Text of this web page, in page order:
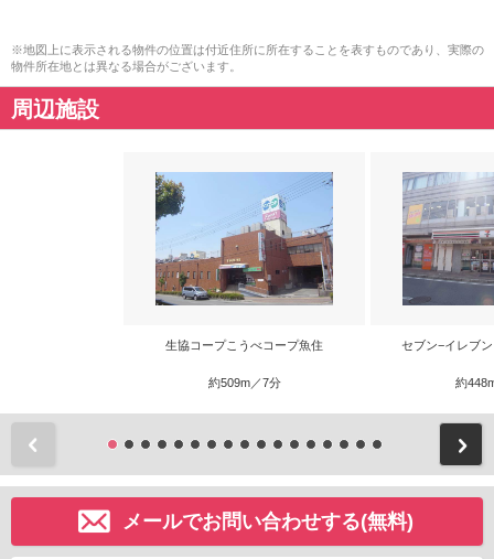
※地図上に表示される物件の位置は付近住所に所在することを表すものであり、実際の
物件所在地とは異なる場合がございます。
周辺施設
生協コープこうべコープ魚住
約509m／7分
セブン−イレブ
約
メールでお問い合わせする(無料)